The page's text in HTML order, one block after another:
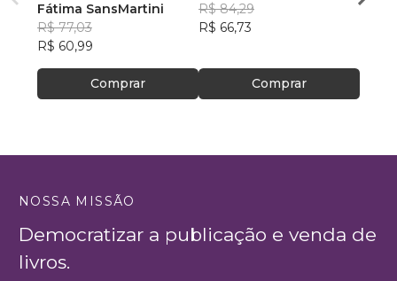
encantadores e
implacáveis
Fátima SansMartini
R$ 77,03
R$ 60,99
Comprar
R$ 84,29
R$ 66,73
Comprar
R$
NOSSA MISSÃO
Democratizar a publicação e venda de
livros.